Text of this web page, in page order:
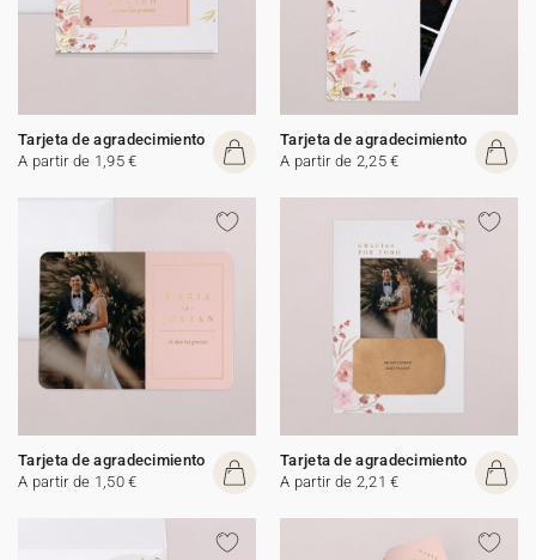
Tarjeta de agradecimiento
A partir de 1,95 €
Tarjeta de agradecimiento
A partir de 2,25 €
Tarjeta de agradecimiento
A partir de 1,50 €
Tarjeta de agradecimiento
A partir de 2,21 €